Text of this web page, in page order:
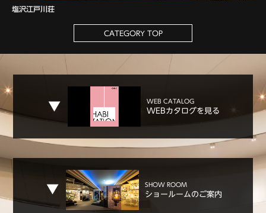
塩沢江戸川荘
CATEGORY TOP
WEB CATALOG
WEBカタログを見る
SHOW ROOM
ショールームのご案内